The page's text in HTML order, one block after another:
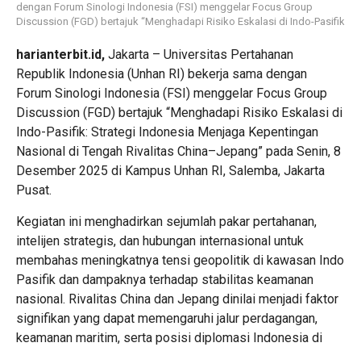
dengan Forum Sinologi Indonesia (FSI) menggelar Focus Group
Discussion (FGD) bertajuk “Menghadapi Risiko Eskalasi di Indo-Pasifik
harianterbit.id, Jakarta – Universitas Pertahanan
Republik Indonesia (Unhan RI) bekerja sama dengan
Forum Sinologi Indonesia (FSI) menggelar Focus Group
Discussion (FGD) bertajuk “Menghadapi Risiko Eskalasi di
Indo-Pasifik: Strategi Indonesia Menjaga Kepentingan
Nasional di Tengah Rivalitas China–Jepang” pada Senin, 8
Desember 2025 di Kampus Unhan RI, Salemba, Jakarta
Pusat.
Kegiatan ini menghadirkan sejumlah pakar pertahanan,
intelijen strategis, dan hubungan internasional untuk
membahas meningkatnya tensi geopolitik di kawasan Indo
Pasifik dan dampaknya terhadap stabilitas keamanan
nasional. Rivalitas China dan Jepang dinilai menjadi faktor
signifikan yang dapat memengaruhi jalur perdagangan,
keamanan maritim, serta posisi diplomasi Indonesia di